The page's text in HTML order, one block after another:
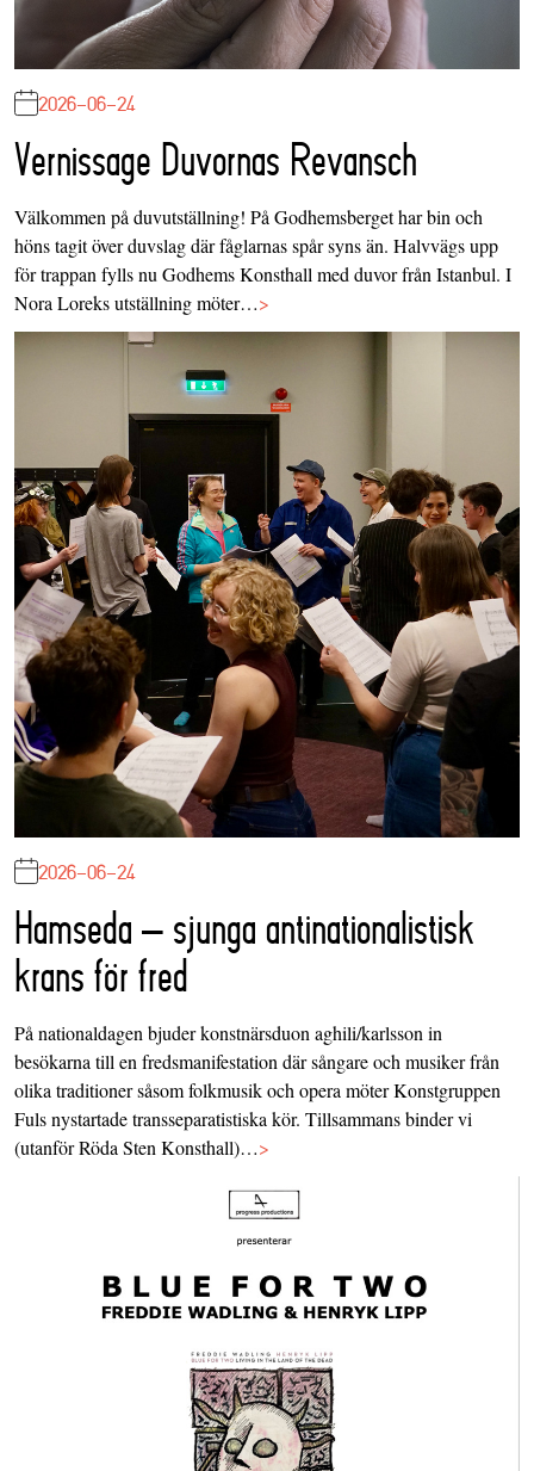
2026-06-24
Vernissage Duvornas Revansch
Välkommen på duvutställning! På Godhemsberget har bin och
höns tagit över duvslag där fåglarnas spår syns än. Halvvägs upp
för trappan fylls nu Godhems Konsthall med duvor från Istanbul. I
Nora Loreks utställning möter…>
2026-06-24
Hamseda – sjunga antinationalistisk
krans för fred
På nationaldagen bjuder konstnärsduon aghili/karlsson in
besökarna till en fredsmanifestation där sångare och musiker från
olika traditioner såsom folkmusik och opera möter Konstgruppen
Fuls nystartade transseparatistiska kör. Tillsammans binder vi
(utanför Röda Sten Konsthall)…>